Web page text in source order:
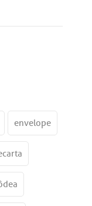
envelope